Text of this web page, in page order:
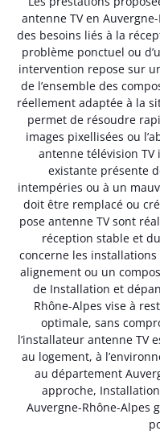
antenne TV en
des besoins liés à la
problème ponctuel ou
intervention repose sur
de l’ensemble des
réellement adaptée à la
permet de résoudre
images pixellisées ou
antenne télévision
existante présente
intempéries ou à un
doit être remplacé ou
pose antenne TV sont
réception stable et
concerne les
alignement ou un
de Installation et
Rhône-Alpes vise à
optimale, sans
l’installateur antenne TV
au logement, à
au département
approche,
Auvergne-Rhône-Alpes